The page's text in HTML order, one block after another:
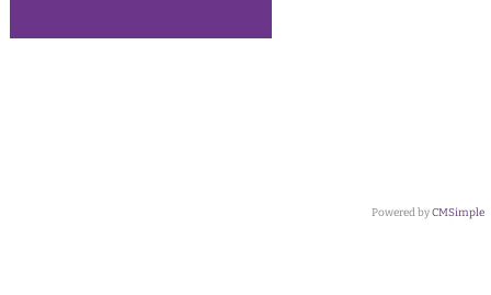
Powered byCMSimple